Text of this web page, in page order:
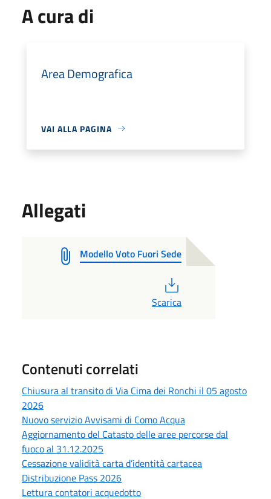
A cura di
Area Demografica
VAI ALLA PAGINA
Allegati
Modello Voto Fuori Sede
Scarica
Contenuti correlati
Chiusura al transito di Via Cima dei Ronchi il 05 agosto
2026
Nuovo servizio Avvisami di Como Acqua
Aggiornamento del Catasto delle aree percorse dal
fuoco al 31.12.2025
Cessazione validità carta d’identità cartacea
Distribuzione Pass 2026
Lettura contatori acquedotto